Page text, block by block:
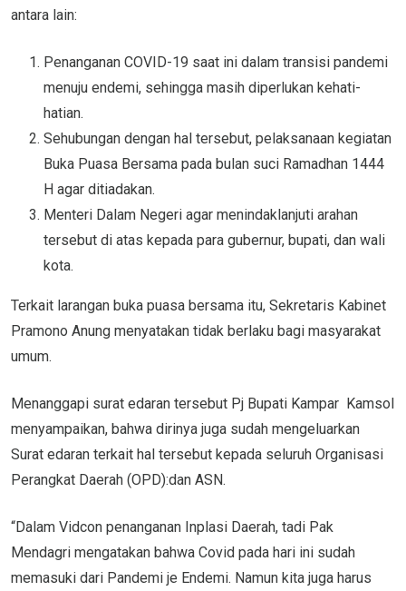
antara lain:
Penanganan COVID-19 saat ini dalam transisi pandemi
menuju endemi, sehingga masih diperlukan kehati-
hatian.
Sehubungan dengan hal tersebut, pelaksanaan kegiatan
Buka Puasa Bersama pada bulan suci Ramadhan 1444
H agar ditiadakan.
Menteri Dalam Negeri agar menindaklanjuti arahan
tersebut di atas kepada para gubernur, bupati, dan wali
kota.
Terkait larangan buka puasa bersama itu, Sekretaris Kabinet
Pramono Anung menyatakan tidak berlaku bagi masyarakat
umum.
Menanggapi surat edaran tersebut Pj Bupati Kampar Kamsol
menyampaikan, bahwa dirinya juga sudah mengeluarkan
Surat edaran terkait hal tersebut kepada seluruh Organisasi
Perangkat Daerah (OPD):dan ASN.
“Dalam Vidcon penanganan Inplasi Daerah, tadi Pak
Mendagri mengatakan bahwa Covid pada hari ini sudah
memasuki dari Pandemi je Endemi. Namun kita juga harus